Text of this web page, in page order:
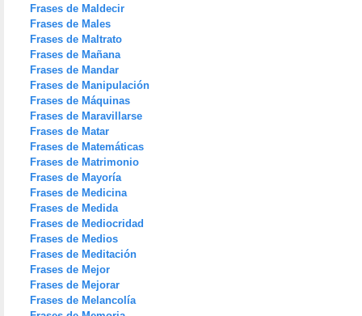
Frases de Maldecir
Frases de Males
Frases de Maltrato
Frases de Mañana
Frases de Mandar
Frases de Manipulación
Frases de Máquinas
Frases de Maravillarse
Frases de Matar
Frases de Matemáticas
Frases de Matrimonio
Frases de Mayoría
Frases de Medicina
Frases de Medida
Frases de Mediocridad
Frases de Medios
Frases de Meditación
Frases de Mejor
Frases de Mejorar
Frases de Melancolía